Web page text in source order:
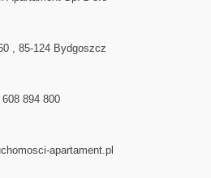
, 85-124 Bydgoszcz
894 800
apartament.pl